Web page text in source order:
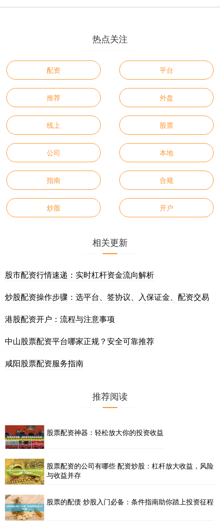
热点关注
配资 平台
推荐 外盘
线上 股票
公司 本地
指南 合规
炒股 开户
相关更新
股市配资行情速递：实时杠杆资金流向解析
炒股配资操作步骤：选平台、签协议、入保证金、配资交易
港股配资开户：流程与注意事项
中山股票配资平台哪家正规？安全可靠推荐
咸阳股票配资服务指南
推荐阅读
股票配资神器：轻松放大你的投资收益
股票配资的公司有哪些 配资炒股：杠杆放大收益，风险
与收益并存
股票的配债 炒股入门必备：条件指南助你踏上投资征程